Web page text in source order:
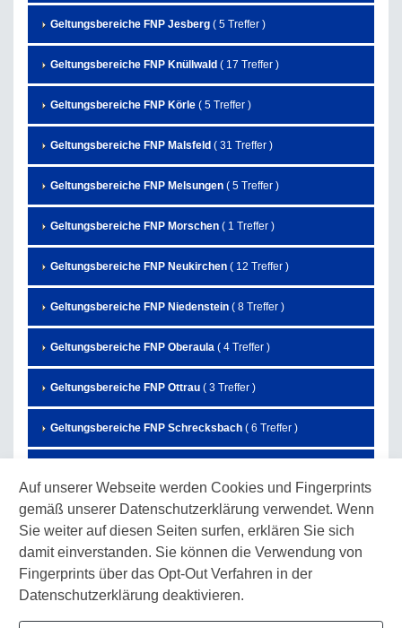
Auf unserer Webseite werden Cookies und Fingerprints
gemäß unserer Datenschutzerklärung verwendet. Wenn
Sie weiter auf diesen Seiten surfen, erklären Sie sich
damit einverstanden. Sie können die Verwendung von
Fingerprints über das Opt-Out Verfahren in der
Datenschutzerklärung deaktivieren.
Geltungsbereiche FNP Jesberg ( 5 Treffer )
Geltungsbereiche FNP Knüllwald ( 17 Treffer )
Geltungsbereiche FNP Körle ( 5 Treffer )
Geltungsbereiche FNP Malsfeld ( 31 Treffer )
Geltungsbereiche FNP Melsungen ( 5 Treffer )
Geltungsbereiche FNP Morschen ( 1 Treffer )
Geltungsbereiche FNP Neukirchen ( 12 Treffer )
Geltungsbereiche FNP Niedenstein ( 8 Treffer )
Geltungsbereiche FNP Oberaula ( 4 Treffer )
Geltungsbereiche FNP Ottrau ( 3 Treffer )
Geltungsbereiche FNP Schrecksbach ( 6 Treffer )
Geltungsbereiche FNP Schwarzenborn( 7 Treffer )
Geltungsbereiche FNP Spangenberg( 3 Treffer )
Geltungsbereiche FNP Wabern( 10 Treffer )